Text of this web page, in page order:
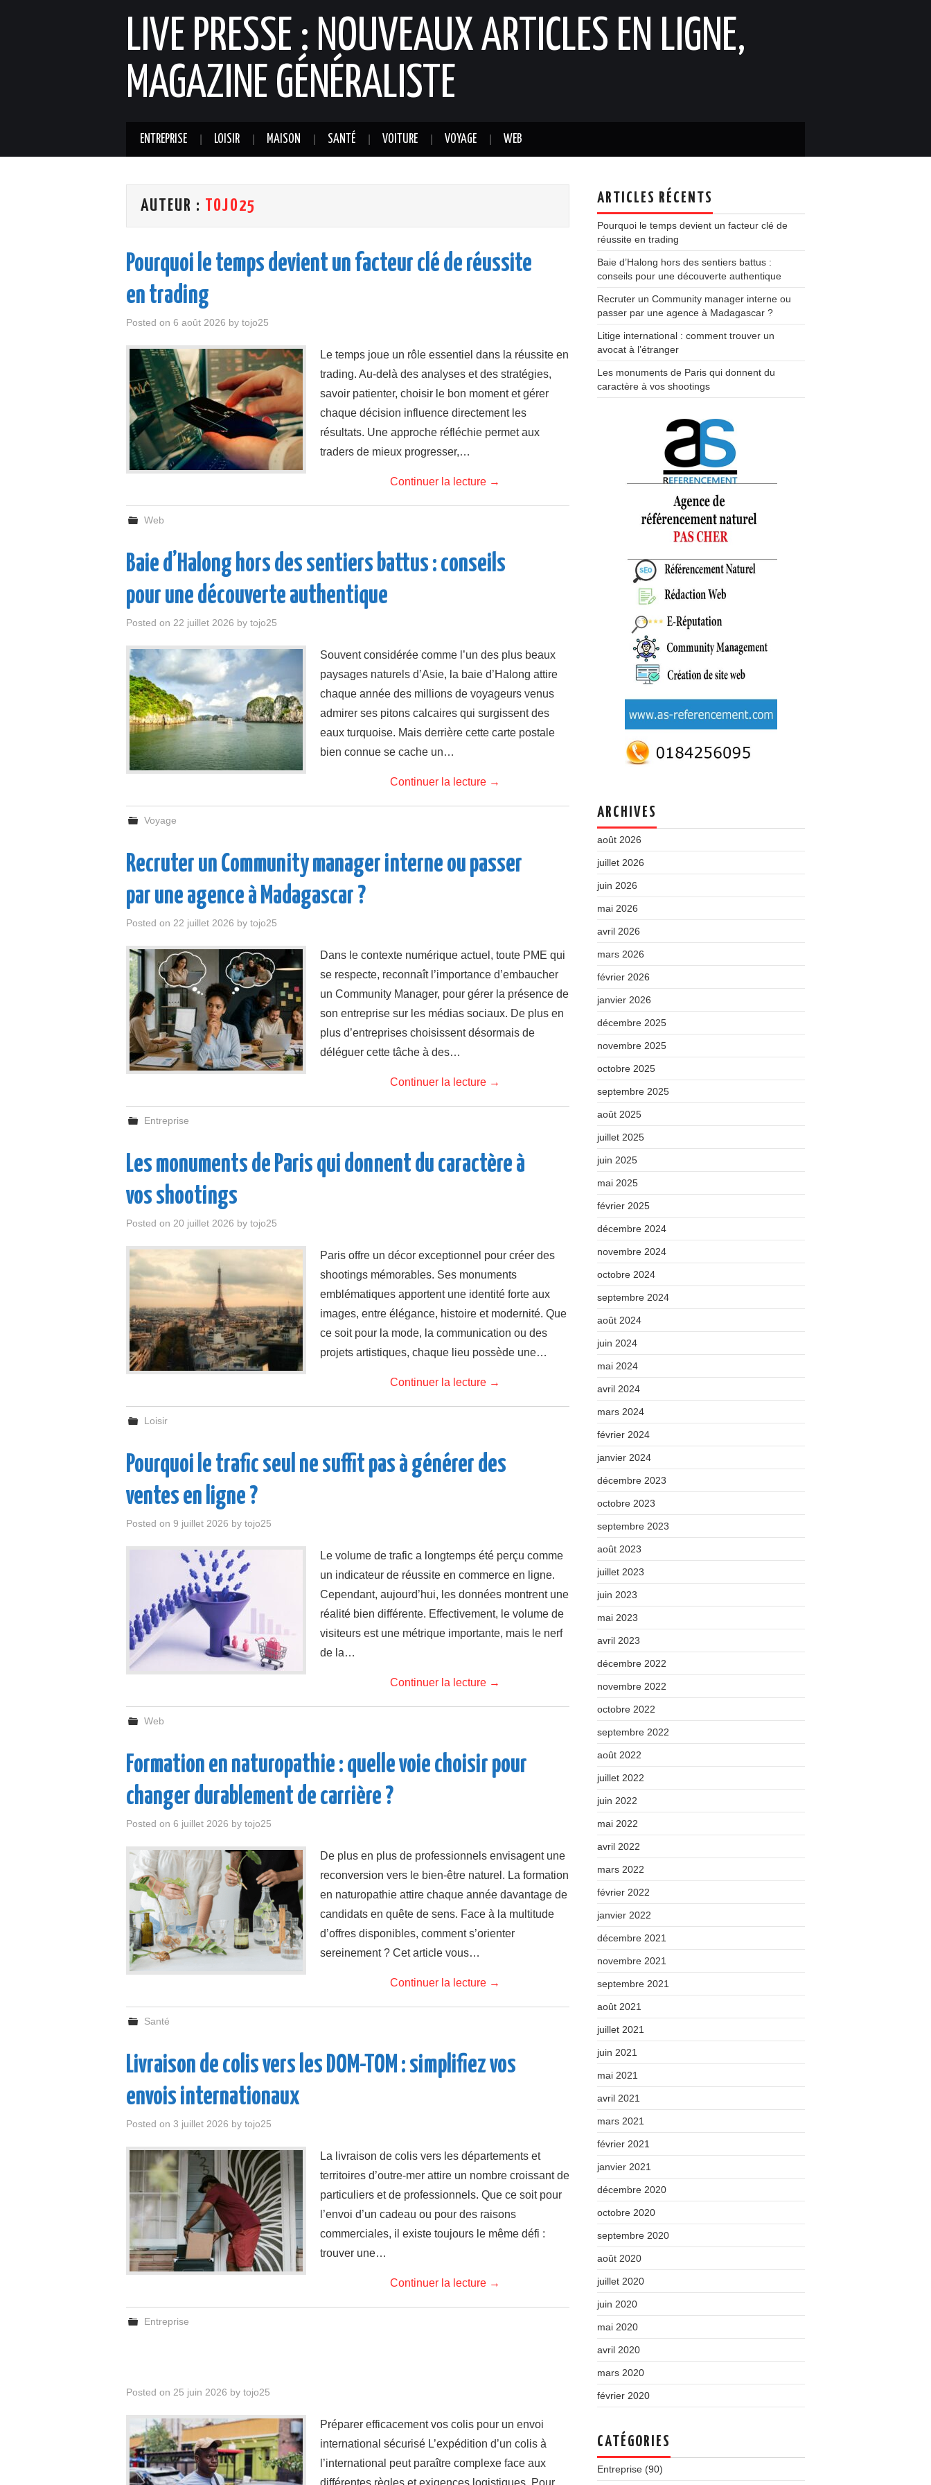
LIVE PRESSE : NOUVEAUX ARTICLES EN LIGNE,
MAGAZINE GÉNÉRALISTE
ENTREPRISE LOISIR MAISON SANTÉ VOITURE VOYAGE WEB
AUTEUR : TOJO25
Pourquoi le temps devient un facteur clé de réussite
en trading
Posted on 6 août 2026 by tojo25
Le temps joue un rôle essentiel dans la réussite en
trading. Au-delà des analyses et des stratégies,
savoir patienter, choisir le bon moment et gérer
chaque décision influence directement les
résultats. Une approche réfléchie permet aux
traders de mieux progresser,…
Continuer la lecture →
Web
Baie d’Halong hors des sentiers battus : conseils
pour une découverte authentique
Posted on 22 juillet 2026 by tojo25
Souvent considérée comme l’un des plus beaux
paysages naturels d’Asie, la baie d’Halong attire
chaque année des millions de voyageurs venus
admirer ses pitons calcaires qui surgissent des
eaux turquoise. Mais derrière cette carte postale
bien connue se cache un…
Continuer la lecture →
Voyage
Recruter un Community manager interne ou passer
par une agence à Madagascar ?
Posted on 22 juillet 2026 by tojo25
Dans le contexte numérique actuel, toute PME qui
se respecte, reconnaît l’importance d’embaucher
un Community Manager, pour gérer la présence de
son entreprise sur les médias sociaux. De plus en
plus d’entreprises choisissent désormais de
déléguer cette tâche à des…
Continuer la lecture →
Entreprise
Les monuments de Paris qui donnent du caractère à
vos shootings
Posted on 20 juillet 2026 by tojo25
Paris offre un décor exceptionnel pour créer des
shootings mémorables. Ses monuments
emblématiques apportent une identité forte aux
images, entre élégance, histoire et modernité. Que
ce soit pour la mode, la communication ou des
projets artistiques, chaque lieu possède une…
Continuer la lecture →
Loisir
Pourquoi le trafic seul ne suffit pas à générer des
ventes en ligne ?
Posted on 9 juillet 2026 by tojo25
Le volume de trafic a longtemps été perçu comme
un indicateur de réussite en commerce en ligne.
Cependant, aujourd’hui, les données montrent une
réalité bien différente. Effectivement, le volume de
visiteurs est une métrique importante, mais le nerf
de la…
Continuer la lecture →
Web
Formation en naturopathie : quelle voie choisir pour
changer durablement de carrière ?
Posted on 6 juillet 2026 by tojo25
De plus en plus de professionnels envisagent une
reconversion vers le bien-être naturel. La formation
en naturopathie attire chaque année davantage de
candidats en quête de sens. Face à la multitude
d’offres disponibles, comment s’orienter
sereinement ? Cet article vous…
Continuer la lecture →
Santé
Livraison de colis vers les DOM-TOM : simplifiez vos
envois internationaux
Posted on 3 juillet 2026 by tojo25
La livraison de colis vers les départements et
territoires d’outre-mer attire un nombre croissant de
particuliers et de professionnels. Que ce soit pour
l’envoi d’un cadeau ou pour des raisons
commerciales, il existe toujours le même défi :
trouver une…
Continuer la lecture →
Entreprise
Posted on 25 juin 2026 by tojo25
Préparer efficacement vos colis pour un envoi
international sécurisé L’expédition d’un colis à
l’international peut paraître complexe face aux
différentes règles et exigences logistiques. Pour
ARTICLES RÉCENTS
Pourquoi le temps devient un facteur clé de
réussite en trading
Baie d’Halong hors des sentiers battus :
conseils pour une découverte authentique
Recruter un Community manager interne ou
passer par une agence à Madagascar ?
Litige international : comment trouver un
avocat à l’étranger
Les monuments de Paris qui donnent du
caractère à vos shootings
ARCHIVES
août 2026
juillet 2026
juin 2026
mai 2026
avril 2026
mars 2026
février 2026
janvier 2026
décembre 2025
novembre 2025
octobre 2025
septembre 2025
août 2025
juillet 2025
juin 2025
mai 2025
février 2025
décembre 2024
novembre 2024
octobre 2024
septembre 2024
août 2024
juin 2024
mai 2024
avril 2024
mars 2024
février 2024
janvier 2024
décembre 2023
octobre 2023
septembre 2023
août 2023
juillet 2023
juin 2023
mai 2023
avril 2023
décembre 2022
novembre 2022
octobre 2022
septembre 2022
août 2022
juillet 2022
juin 2022
mai 2022
avril 2022
mars 2022
février 2022
janvier 2022
décembre 2021
novembre 2021
septembre 2021
août 2021
juillet 2021
juin 2021
mai 2021
avril 2021
mars 2021
février 2021
janvier 2021
décembre 2020
octobre 2020
septembre 2020
août 2020
juillet 2020
juin 2020
mai 2020
avril 2020
mars 2020
février 2020
CATÉGORIES
Entreprise (90)